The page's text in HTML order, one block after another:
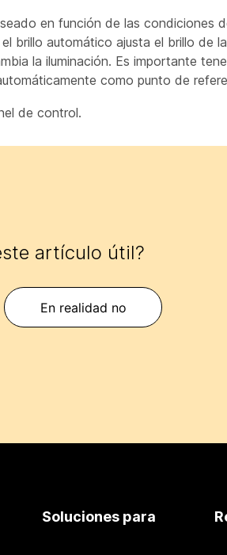
en función de las condiciones
brillo automático ajusta el brillo de
la iluminación. Es importante
como punto de
de control.
artículo útil?
En realidad no
Soluciones para